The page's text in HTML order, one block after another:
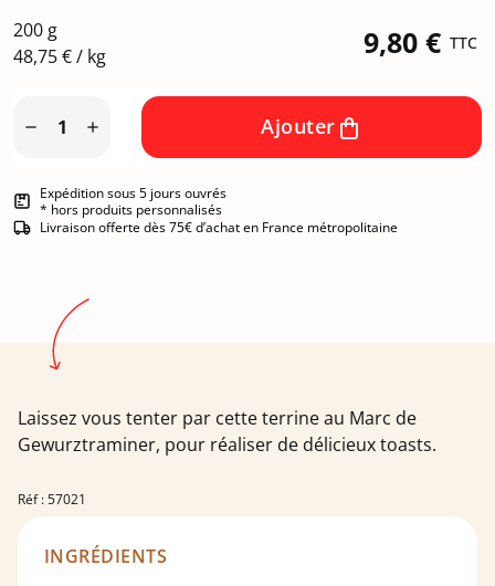
200 g
48,75 € / kg
9,80 € TTC
  Ajouter
Expédition sous 5 jours ouvrés
* hors produits personnalisés
Livraison offerte dès 75€ d’achat en France métropolitaine
Laissez vous tenter par cette terrine au Marc de
Gewurztraminer, pour réaliser de délicieux toasts.
Réf : 57021
INGRÉDIENTS